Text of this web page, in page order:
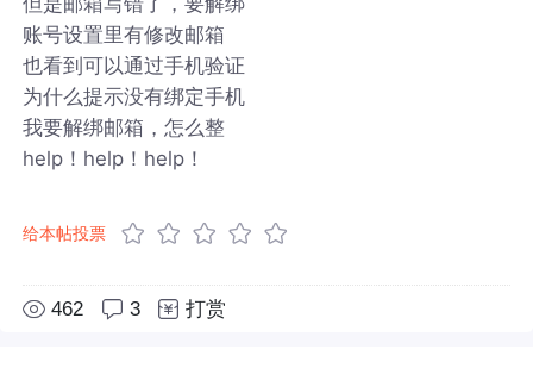
账号设置里有修改邮箱
也看到可以通过手机验证
为什么提示没有绑定手机
我要解绑邮箱，怎么整
help！help！help！
给本帖投票
462 3 打赏